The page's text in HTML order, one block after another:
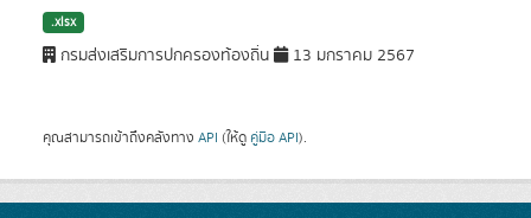
.xlsx
กรมส่งเสริมการปกครองท้องถิ่น 13 มกราคม 2567
คุณสามารถเข้าถึงคลังทาง API (ให้ดู คู่มือ API).